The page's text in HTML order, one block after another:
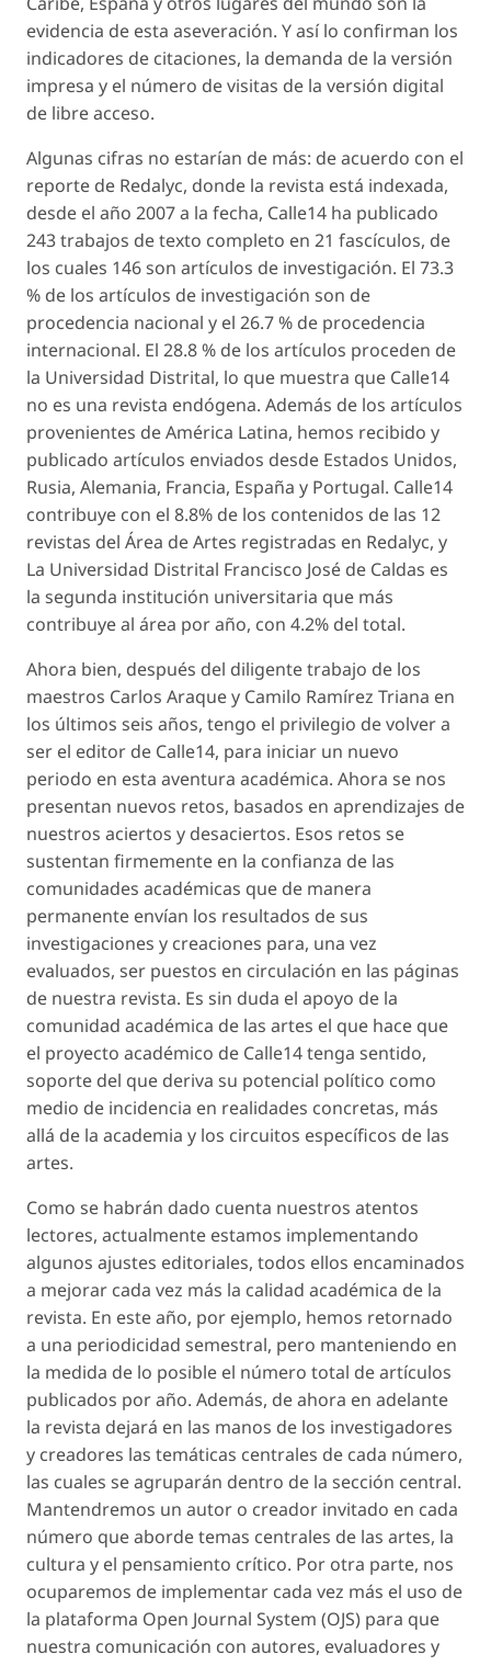
evidencia de esta aseveración. Y así lo confirman los
indicadores de citaciones, la demanda de la versión
impresa y el número de visitas de la versión digital
de libre acceso.
Algunas cifras no estarían de más: de acuerdo con el
reporte de Redalyc, donde la revista está indexada,
desde el año 2007 a la fecha, Calle14 ha publicado
243 trabajos de texto completo en 21 fascículos, de
los cuales 146 son artículos de investigación. El 73.3
% de los artículos de investigación son de
procedencia nacional y el 26.7 % de procedencia
internacional. El 28.8 % de los artículos proceden de
la Universidad Distrital, lo que muestra que Calle14
no es una revista endógena. Además de los artículos
provenientes de América Latina, hemos recibido y
publicado artículos enviados desde Estados Unidos,
Rusia, Alemania, Francia, España y Portugal. Calle14
contribuye con el 8.8% de los contenidos de las 12
revistas del Área de Artes registradas en Redalyc, y
La Universidad Distrital Francisco José de Caldas es
la segunda institución universitaria que más
contribuye al área por año, con 4.2% del total.
Ahora bien, después del diligente trabajo de los
maestros Carlos Araque y Camilo Ramírez Triana en
los últimos seis años, tengo el privilegio de volver a
ser el editor de Calle14, para iniciar un nuevo
periodo en esta aventura académica. Ahora se nos
presentan nuevos retos, basados en aprendizajes de
nuestros aciertos y desaciertos. Esos retos se
sustentan firmemente en la confianza de las
comunidades académicas que de manera
permanente envían los resultados de sus
investigaciones y creaciones para, una vez
evaluados, ser puestos en circulación en las páginas
de nuestra revista. Es sin duda el apoyo de la
comunidad académica de las artes el que hace que
el proyecto académico de Calle14 tenga sentido,
soporte del que deriva su potencial político como
medio de incidencia en realidades concretas, más
allá de la academia y los circuitos específicos de las
artes.
Como se habrán dado cuenta nuestros atentos
lectores, actualmente estamos implementando
algunos ajustes editoriales, todos ellos encaminados
a mejorar cada vez más la calidad académica de la
revista. En este año, por ejemplo, hemos retornado
a una periodicidad semestral, pero manteniendo en
la medida de lo posible el número total de artículos
publicados por año. Además, de ahora en adelante
la revista dejará en las manos de los investigadores
y creadores las temáticas centrales de cada número,
las cuales se agruparán dentro de la sección central.
Mantendremos un autor o creador invitado en cada
número que aborde temas centrales de las artes, la
cultura y el pensamiento crítico. Por otra parte, nos
ocuparemos de implementar cada vez más el uso de
la plataforma Open Journal System (OJS) para que
nuestra comunicación con autores, evaluadores y